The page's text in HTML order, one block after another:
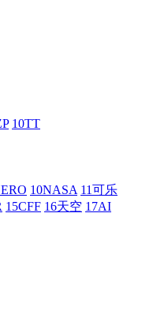
10TT
10NASA 11可乐
15CFF 16天空 17AI